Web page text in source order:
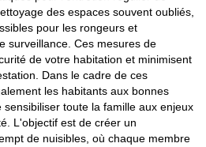
des espaces souvent oubliés,
pour les rongeurs et
surveillance. Ces mesures de
de votre habitation et minimisent
Dans le cadre de ces
les habitants aux bonnes
toute la famille aux enjeux
L'objectif est de créer un
de nuisibles, où chaque membre